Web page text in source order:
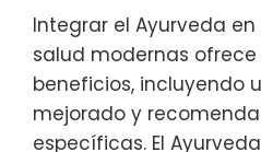
Integrar el Ayurveda
salud modernas ofrece
beneficios, incluyendo
mejorado y
específicas. El